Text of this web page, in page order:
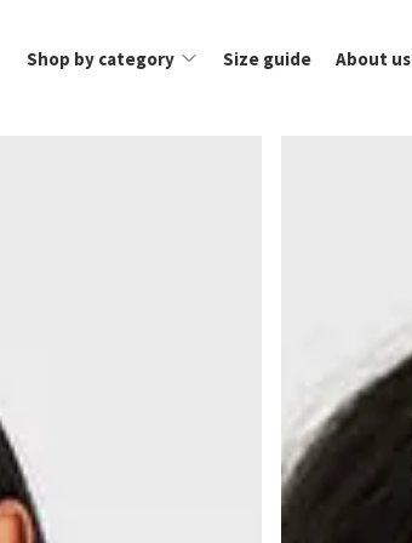
Shop by category Size guide About us